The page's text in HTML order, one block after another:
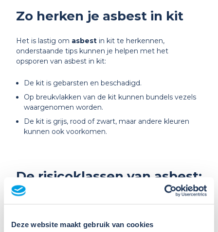
Deze website maakt gebruik van cookies
Zo herken je asbest in kit
Het is lastig om asbest in kit te herkennen,
onderstaande tips kunnen je helpen met het
opsporen van asbest in kit:
De kit is gebarsten en beschadigd.
Op breukvlakken van de kit kunnen bundels vezels
waargenomen worden.
De kit is grijs, rood of zwart, maar andere kleuren
kunnen ook voorkomen.
De risicoklassen van asbest:
hoe zit dit met kit?
grote gezondheidsrisico’s. Om deze reden zijn er